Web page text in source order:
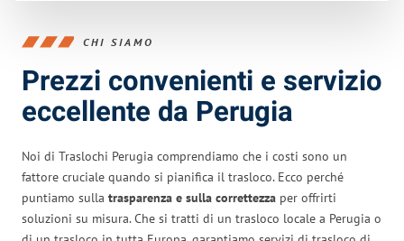
CHI SIAMO
Prezzi convenienti e servizio
eccellente da Perugia
Noi di Traslochi Perugia comprendiamo che i costi sono un
fattore cruciale quando si pianifica il trasloco. Ecco perché
puntiamo sulla trasparenza e sulla correttezza per offrirti
soluzioni su misura. Che si tratti di un trasloco locale a Perugia o